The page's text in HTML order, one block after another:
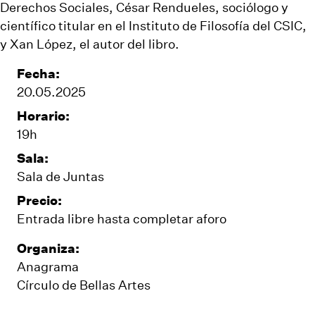
Derechos Sociales, César Rendueles, sociólogo y
científico titular en el Instituto de Filosofía del CSIC,
y Xan López, el autor del libro.
Fecha:
20.05.2025
Horario:
19h
Sala:
Sala de Juntas
Precio:
Entrada libre hasta completar aforo
Organiza:
Anagrama
Círculo de Bellas Artes